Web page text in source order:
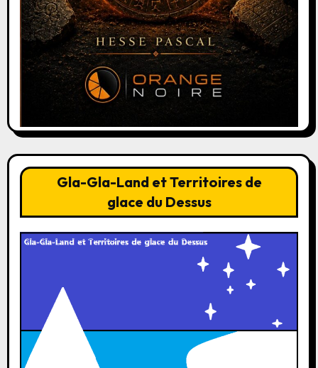
Gla-Gla-Land et Territoires de
glace du Dessus